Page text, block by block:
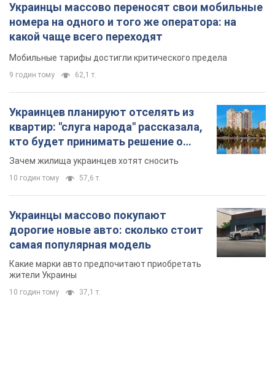
Украинцы массово переносят свои мобильные
номера на одного и того же оператора: на
какой чаще всего переходят
Мобильные тарифы достигли критического предела
9 годин тому 62,1 т.
Украинцев планируют отселять из
квартир: "слуга народа" рассказала,
кто будет принимать решение о
сносе домов
Зачем жилища украинцев хотят сносить
10 годин тому 57,6 т.
Украинцы массово покупают
дорогие новые авто: сколько стоит
самая популярная модель
Какие марки авто предпочитают приобретать
жители Украины
10 годин тому 37,1 т.